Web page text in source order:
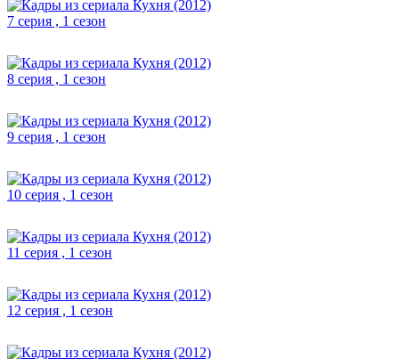
7 серия , 1 сезон
8 серия , 1 сезон
9 серия , 1 сезон
10 серия , 1 сезон
11 серия , 1 сезон
12 серия , 1 сезон